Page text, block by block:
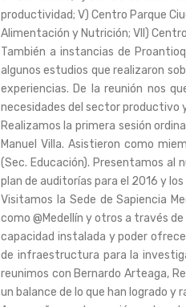
productividad; V) Centro Parque
Alimentación y Nutrición; VII)
También a instancias de
algunos estudios que realizaron
experiencias. De la reunión nos
necesidades del sector
Realizamos la primera sesión
Manuel Villa. Asistieron como
(Sec. Educación). Presentamos al
plan de auditorías para el 2016 y
Visitamos la Sede de Sapiencia
como @Medellín y otros a través
capacidad instalada y poder
de infraestructura para la
reunimos con Bernardo Arteaga,
un balance de lo que han logrado